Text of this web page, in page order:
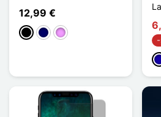
12,99 €
SchwarzMarineblau
Hellviolett